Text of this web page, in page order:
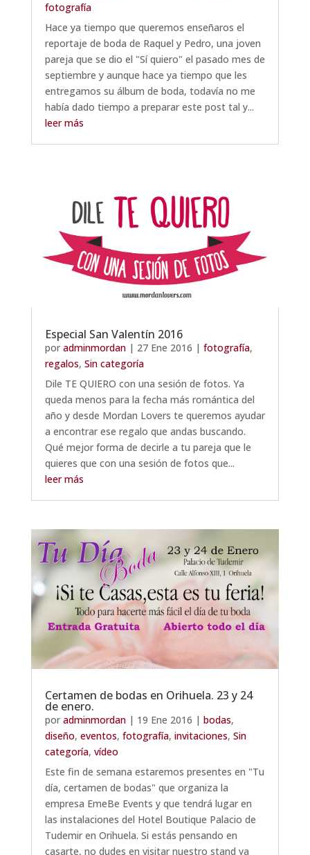
fotografía
Hace ya tiempo que queremos enseñaros el
reportaje de boda de Raquel y Pedro, una joven
pareja que se dio el "Sí quiero" el pasado mes de
septiembre y aunque hace ya tiempo que les
entregamos su álbum de boda, todavía no me
había dado tiempo a preparar este post tal y...
leer más
Especial San Valentín 2016
por adminmordan| 27 Ene 2016 | fotografía,
regalos, Sin categoría
Dile TE QUIERO con una sesión de fotos. Ya
queda menos para la fecha más romántica del
año y desde Mordan Lovers te queremos ayudar
a encontrar ese regalo que andas buscando.
Qué mejor forma de decirle a tu pareja que le
quieres que con una sesión de fotos que...
leer más
Certamen de bodas en Orihuela. 23 y 24
de enero.
por adminmordan| 19 Ene 2016 | bodas,
diseño, eventos, fotografía, invitaciones, Sin
categoría, vídeo
Este fin de semana estaremos presentes en "Tu
día, certamen de bodas" que organiza la
empresa EmeBe Events y que tendrá lugar en
las instalaciones del Hotel Boutique Palacio de
Tudemir en Orihuela. Si estás pensando en
casarte, no dudes en visitar nuestro stand ya